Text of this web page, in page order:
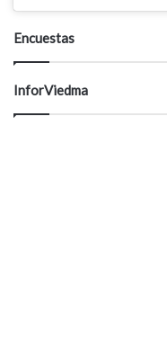
Encuestas
InforViedma